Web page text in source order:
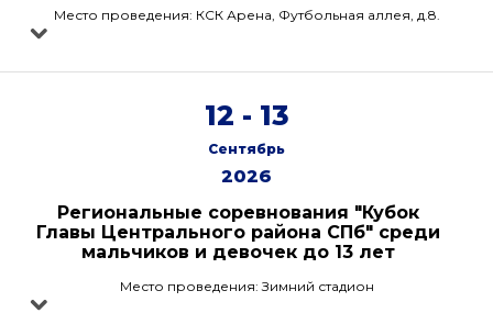
Место проведения: КСК Арена, Футбольная аллея, д.8.
12 - 13
Сентябрь
2026
Региональные соревнования "Кубок
Главы Центрального района СПб" среди
мальчиков и девочек до 13 лет
Место проведения: Зимний стадион